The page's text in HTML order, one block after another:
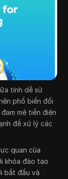
tính dễ sử
phổ biến đối
mê tiền điện
để xử lý các
quan của
khóa đào tạo
bắt đầu và